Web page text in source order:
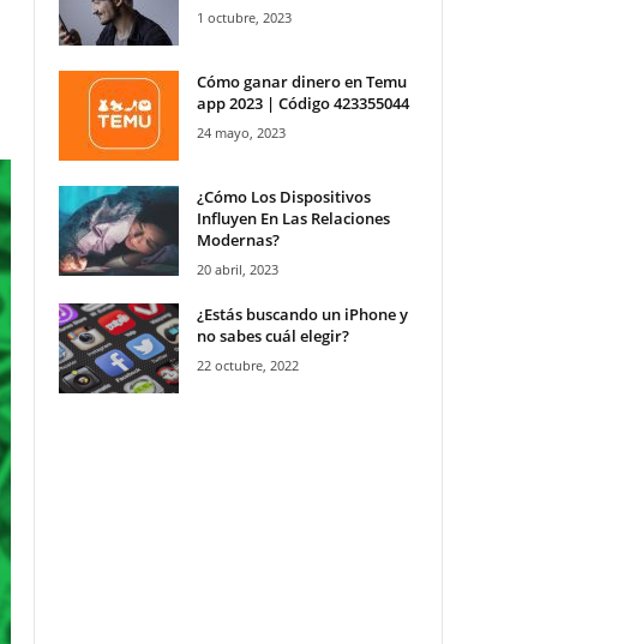
1 octubre, 2023
Cómo ganar dinero en Temu
app 2023 | Código 423355044
24 mayo, 2023
¿Cómo Los Dispositivos
Influyen En Las Relaciones
Modernas?
20 abril, 2023
¿Estás buscando un iPhone y
no sabes cuál elegir?
22 octubre, 2022